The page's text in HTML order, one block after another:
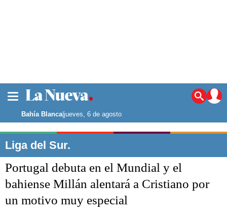
Noticias
La ciudad
Punta Alta
El mundo
Seguridad
Escenario Olímpico
Bahía Blanca|jueves, 6 de agosto
Liga del Sur.
Portugal debuta en el Mundial y el
bahiense Millán alentará a Cristiano por
un motivo muy especial